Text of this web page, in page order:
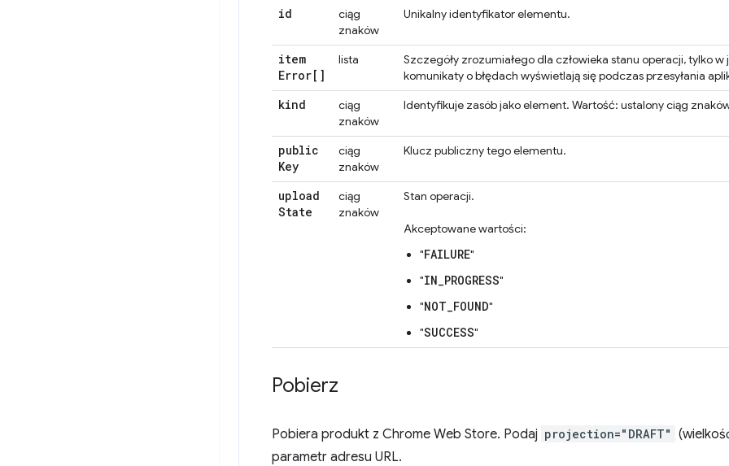
id
ciąg
znaków
Unikalny identyfikator elementu.
item
Error[]
lista
Szczegóły zrozumiałego dla człowieka stanu operacji, tylko w
komunikaty o błędach wyświetlają się podczas przesyłania
kind
ciąg
znaków
Identyfikuje zasób jako element. Wartość: ustalony ciąg
public
Key
ciąg
znaków
Klucz publiczny tego elementu.
upload
State
ciąg
znaków
Stan operacji.
Akceptowane wartości:
"FAILURE"
"IN_PROGRESS"
"NOT_FOUND"
"SUCCESS"
Pobierz
Pobiera produkt z Chrome Web Store. Podaj projection="DRAFT"
parametr adresu URL.